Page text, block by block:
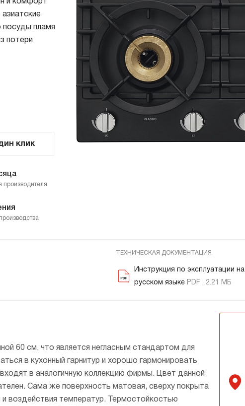
Винные шкафы
и комфорт
пламя
потери
клик
производителя
нажатие
что
свойств
А+ — это гибридная конструкция,
состоит из крышки и чаши.
Конфорки имеют
КПД, например, 1 литр воды
на 2 минуты быстрее, чем
конфорках.
ТЕХНИЧЕСКАЯ ДОКУМЕНТАЦИЯ
Инструкция по эксплуатации на
русском языке PDF , 2.21 МБ
60 см, что является негласным стандартом для
в кухонный гарнитур и хорошо гармонировать
в аналогичную коллекцию фирмы. Цвет данной
Сама же поверхность матовая, сверху покрыта
воздействия температур. Термостойкостью